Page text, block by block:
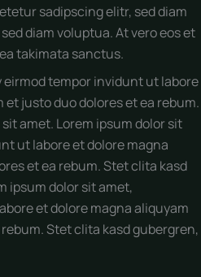
sadipscing elitr, sed diam
diam voluptua. At vero eos et
takimata sanctus.
tempor invidunt ut labore
justo duo dolores et ea rebum.
amet. Lorem ipsum dolor sit
ut labore et dolore magna
et ea rebum. Stet clita kasd
ipsum dolor sit amet,
et dolore magna aliquyam
Stet clita kasd gubergren,